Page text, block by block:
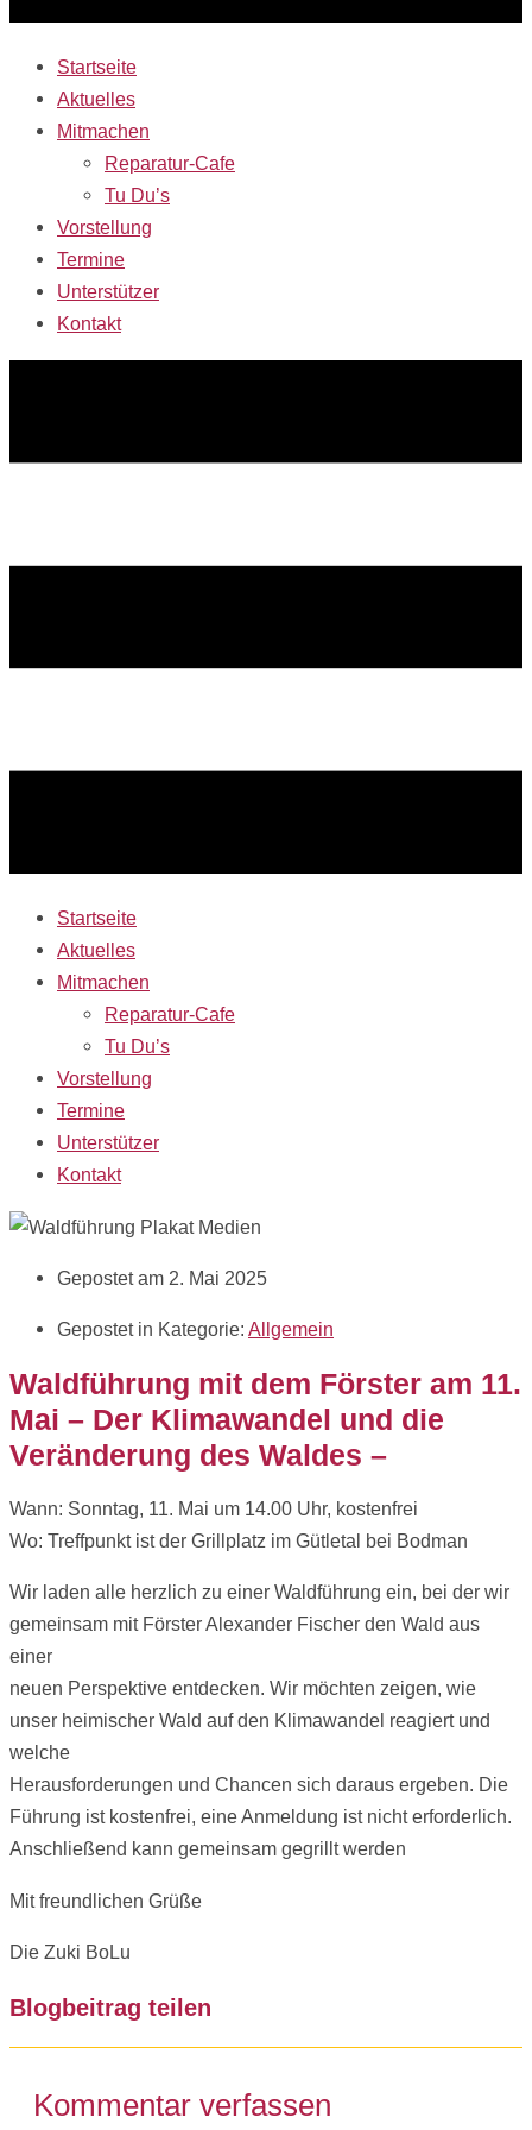
Startseite
Aktuelles
Mitmachen
Reparatur-Cafe
Tu Du’s
Vorstellung
Termine
Unterstützer
Kontakt
Startseite
Aktuelles
Mitmachen
Reparatur-Cafe
Tu Du’s
Vorstellung
Termine
Unterstützer
Kontakt
Gepostet am 2. Mai 2025
Gepostet in Kategorie: Allgemein
Waldführung mit dem Förster am 11.
Mai – Der Klimawandel und die
Veränderung des Waldes –
Wann: Sonntag, 11. Mai um 14.00 Uhr, kostenfrei
Wo: Treffpunkt ist der Grillplatz im Gütletal bei Bodman
Wir laden alle herzlich zu einer Waldführung ein, bei der wir
gemeinsam mit Förster Alexander Fischer den Wald aus
einer
neuen Perspektive entdecken. Wir möchten zeigen, wie
unser heimischer Wald auf den Klimawandel reagiert und
welche
Herausforderungen und Chancen sich daraus ergeben. Die
Führung ist kostenfrei, eine Anmeldung ist nicht erforderlich.
Anschließend kann gemeinsam gegrillt werden
Mit freundlichen Grüße
Die Zuki BoLu
Blogbeitrag teilen
Kommentar verfassen